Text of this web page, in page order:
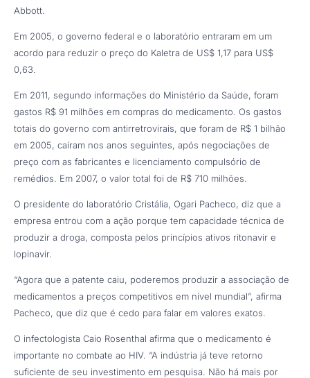
Abbott.
Em 2005, o governo federal e o laboratório entraram em um
acordo para reduzir o preço do Kaletra de US$ 1,17 para US$
0,63.
Em 2011, segundo informações do Ministério da Saúde, foram
gastos R$ 91 milhões em compras do medicamento. Os gastos
totais do governo com antirretrovirais, que foram de R$ 1 bilhão
em 2005, caíram nos anos seguintes, após negociações de
preço com as fabricantes e licenciamento compulsório de
remédios. Em 2007, o valor total foi de R$ 710 milhões.
O presidente do laboratório Cristália, Ogari Pacheco, diz que a
empresa entrou com a ação porque tem capacidade técnica de
produzir a droga, composta pelos princípios ativos ritonavir e
lopinavir.
“Agora que a patente caiu, poderemos produzir a associação de
medicamentos a preços competitivos em nível mundial”, afirma
Pacheco, que diz que é cedo para falar em valores exatos.
O infectologista Caio Rosenthal afirma que o medicamento é
importante no combate ao HIV. “A indústria já teve retorno
suficiente de seu investimento em pesquisa. Não há mais por